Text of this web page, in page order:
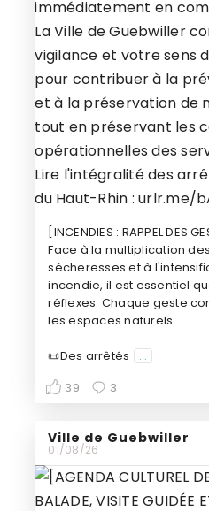
[INCENDIES : RAPPEL DES
Face à la multiplication
sécheresses et à
incendie, il est essentiel
réflexes. Chaque geste
les espaces naturels.
📜Des arrêtés
...
39
3
Ville de Guebwiller
01/08/26